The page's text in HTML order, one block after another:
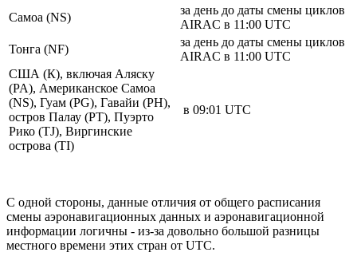
Самоа (NS)
за день до даты смены циклов
AIRAC в 11:00 UTC
Тонга (NF)
за день до даты смены циклов
AIRAC в 11:00 UTC
США (К), включая Аляску
(PA), Американское Самоа
(NS), Гуам (PG), Гавайи (PH),
остров Палау (PT), Пуэрто
Рико (TJ), Виргинские
острова (TI)
в 09:01 UTC
С одной стороны, данные отличия от общего расписания
смены аэронавигационных данных и аэронавигационной
информации логичны - из-за довольно большой разницы
местного времени этих стран от UTC.